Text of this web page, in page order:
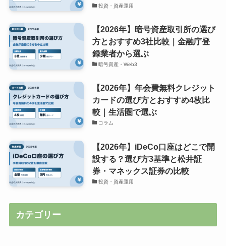
投資・資産運用
【2026年】暗号資産取引所の選び
方とおすすめ3社比較｜金融庁登
録業者から選ぶ
暗号資産・Web3
【2026年】年会費無料クレジット
カードの選び方とおすすめ4枚比
較｜生活圏で選ぶ
コラム
【2026年】iDeCo口座はどこで開
設する？選び方3基準と松井証
券・マネックス証券の比較
投資・資産運用
カテゴリー